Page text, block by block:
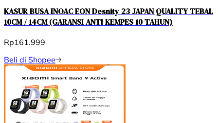
KASUR BUSA INOAC EON Desnity 23 JAPAN QUALITY TEBAL
10CM / 14CM (GARANSI ANTI KEMPES 10 TAHUN)
Rp161.999
Beli di Shopee